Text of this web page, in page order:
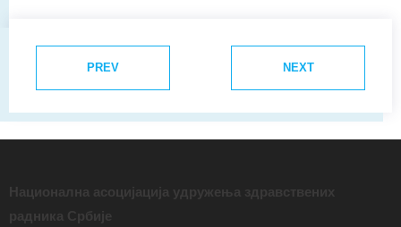
PREV NEXT
Национална асоцијација удружења здравствених
радника Србије